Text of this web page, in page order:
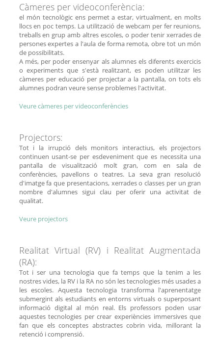
Càmeres per videoconferència:
el món tecnològic ens permet a estar, virtualment, en molts
llocs en poc temps. La utilització de webcam per fer reunions,
treballs en grup amb altres escoles, o poder tenir xerrades de
persones expertes a l'aula de forma remota, obre tot un món
de possibilitats.
A més, per poder ensenyar als alumnes els diferents exercicis
o experiments que s'està realitzant, es poden utilitzar les
càmeres per educació per projectar a la pantalla, on tots els
alumnes podran veure sense problemes l'activitat.
Veure càmeres per videoconferències
Projectors:
Tot i la irrupció dels monitors interactius, els projectors
continuen usant-se per esdeveniment que es necessita una
pantalla de visualització molt gran, com en sala de
conferències, pavellons o teatres. La seva gran resolució
d'imatge fa que presentacions, xerrades o classes per un gran
nombre d'alumnes sigui clau per oferir una activitat de
qualitat.
Veure projectors
Realitat Virtual (RV) i Realitat Augmentada
(RA):
Tot i ser una tecnologia que fa temps que la tenim a les
nostres vides, la RV i la RA no són les tecnologies més usades a
les escoles. Aquesta tecnologia transforma l'aprenentatge
submergint als estudiants en entorns virtuals o superposant
informació digital al món real. Els professors poden usar
aquestes tecnologies per crear experiències immersives que
fan que els conceptes abstractes cobrin vida, millorant la
retenció i comprensió.